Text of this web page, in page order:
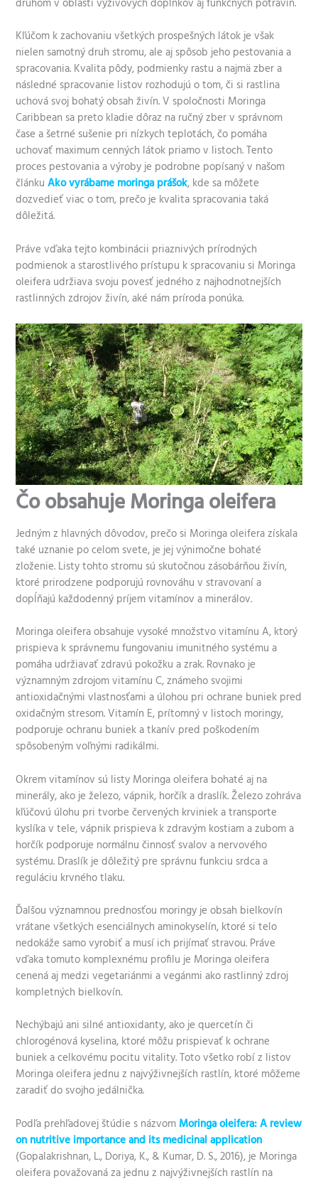
druhom v oblasti výživových doplnkov aj funkčných potravín.
Kľúčom k zachovaniu všetkých prospešných látok je však
nielen samotný druh stromu, ale aj spôsob jeho pestovania a
spracovania. Kvalita pôdy, podmienky rastu a najmä zber a
následné spracovanie listov rozhodujú o tom, či si rastlina
uchová svoj bohatý obsah živín. V spoločnosti Moringa
Caribbean sa preto kladie dôraz na ručný zber v správnom
čase a šetrné sušenie pri nízkych teplotách, čo pomáha
uchovať maximum cenných látok priamo v listoch. Tento
proces pestovania a výroby je podrobne popísaný v našom
článkuAko vyrábame moringa prášok, kde sa môžete
dozvedieť viac o tom, prečo je kvalita spracovania taká
dôležitá.
Práve vďaka tejto kombinácii priaznivých prírodných
podmienok a starostlivého prístupu k spracovaniu si Moringa
oleifera udržiava svoju povesť jedného z najhodnotnejších
rastlinných zdrojov živín, aké nám príroda ponúka.
Čo obsahuje Moringa oleifera
Jedným z hlavných dôvodov, prečo si Moringa oleifera získala
také uznanie po celom svete, je jej výnimočne bohaté
zloženie. Listy tohto stromu sú skutočnou zásobárňou živín,
ktoré prirodzene podporujú rovnováhu v stravovaní a
dopĺňajú každodenný príjem vitamínov a minerálov.
Moringa oleifera obsahuje vysoké množstvo vitamínu A, ktorý
prispieva k správnemu fungovaniu imunitného systému a
pomáha udržiavať zdravú pokožku a zrak. Rovnako je
významným zdrojom vitamínu C, známeho svojimi
antioxidačnými vlastnosťami a úlohou pri ochrane buniek pred
oxidačným stresom. Vitamín E, prítomný v listoch moringy,
podporuje ochranu buniek a tkanív pred poškodením
spôsobeným voľnými radikálmi.
Okrem vitamínov sú listy Moringa oleifera bohaté aj na
minerály, ako je železo, vápnik, horčík a draslík. Železo zohráva
kľúčovú úlohu pri tvorbe červených krviniek a transporte
kyslíka v tele, vápnik prispieva k zdravým kostiam a zubom a
horčík podporuje normálnu činnosť svalov a nervového
systému. Draslík je dôležitý pre správnu funkciu srdca a
reguláciu krvného tlaku.
Ďalšou významnou prednosťou moringy je obsah bielkovín
vrátane všetkých esenciálnych aminokyselín, ktoré si telo
nedokáže samo vyrobiť a musí ich prijímať stravou. Práve
vďaka tomuto komplexnému profilu je Moringa oleifera
cenená aj medzi vegetariánmi a vegánmi ako rastlinný zdroj
kompletných bielkovín.
Nechýbajú ani silné antioxidanty, ako je quercetín či
chlorogénová kyselina, ktoré môžu prispievať k ochrane
buniek a celkovému pocitu vitality. Toto všetko robí z listov
Moringa oleifera jednu z najvýživnejších rastlín, ktoré môžeme
zaradiť do svojho jedálnička.
Podľa prehľadovej štúdie s názvom Moringa oleifera: A review
on nutritive importance and its medicinal application
(Gopalakrishnan, L., Doriya, K., & Kumar, D. S., 2016), je Moringa
oleifera považovaná za jednu z najvýživnejších rastlín na